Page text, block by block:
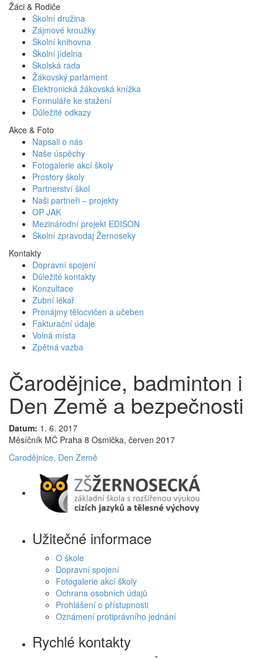
Žáci & Rodiče
Školní družina
Zájmové kroužky
Školní knihovna
Školní jídelna
Školská rada
Žákovský parlament
Elektronická žákovská knížka
Formuláře ke stažení
Důležité odkazy
Akce & Foto
Napsali o nás
Naše úspěchy
Fotogalerie akcí školy
Prostory školy
Partnerství škol
Naši partneři – projekty
OP JAK
Mezinárodní projekt EDISON
Školní zpravodaj Žernoseky
Kontakty
Dopravní spojení
Důležité kontakty
Konzultace
Zubní lékař
Pronájmy tělocvičen a učeben
Fakturační údaje
Volná místa
Zpětná vazba
Čarodějnice, badminton i
Den Země a bezpečnosti
Datum: 1. 6. 2017
Měsíčník MČ Praha 8 Osmička, červen 2017
Čarodějnice, Den Země
Užitečné informace
O škole
Dopravní spojení
Fotogalerie akcí školy
Ochrana osobních údajů
Prohlášení o přístupnosti
Oznámení protiprávního jednání
Rychlé kontakty